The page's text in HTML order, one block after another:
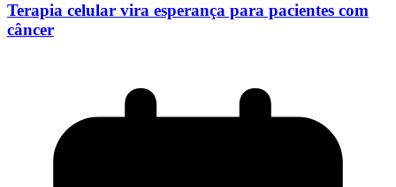
Terapia celular vira esperança para pacientes com
câncer